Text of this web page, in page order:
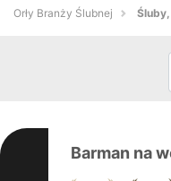
Orły Branży Ślubnej
Barman na